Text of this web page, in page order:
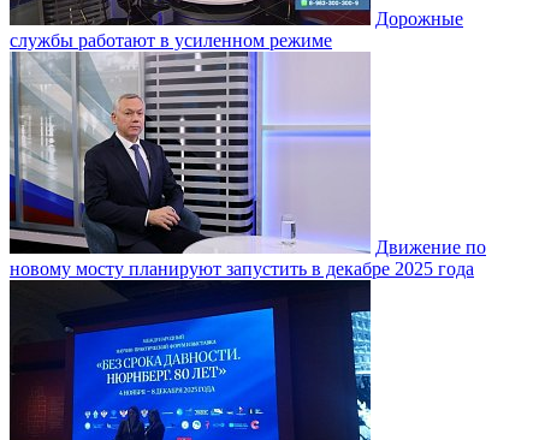
Дорожные
службы работают в усиленном режиме
Движение по
новому мосту планируют запустить в декабре 2025 года